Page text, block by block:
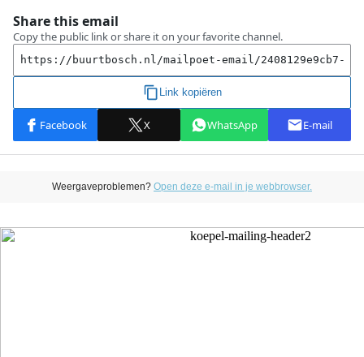
Weergaveproblemen? Open deze e-mail in je webbrowser.